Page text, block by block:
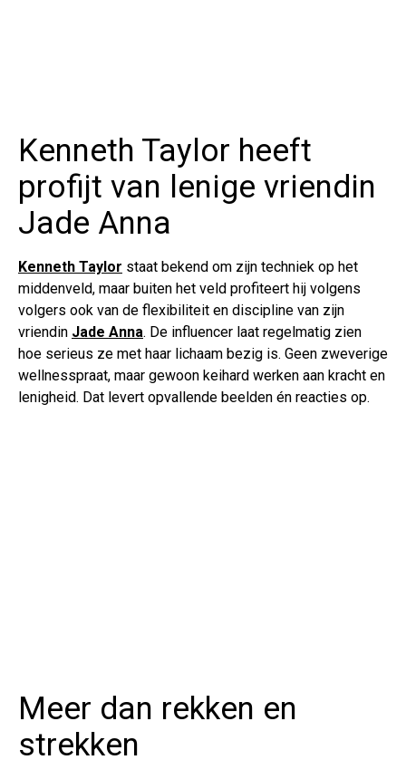
Kenneth Taylor heeft
profijt van lenige vriendin
Jade Anna
Kenneth Taylor staat bekend om zijn techniek op het
middenveld, maar buiten het veld profiteert hij volgens
volgers ook van de flexibiliteit en discipline van zijn
vriendin Jade Anna. De influencer laat regelmatig zien
hoe serieus ze met haar lichaam bezig is. Geen zweverige
wellnesspraat, maar gewoon keihard werken aan kracht en
lenigheid. Dat levert opvallende beelden én reacties op.
Meer dan rekken en
strekken